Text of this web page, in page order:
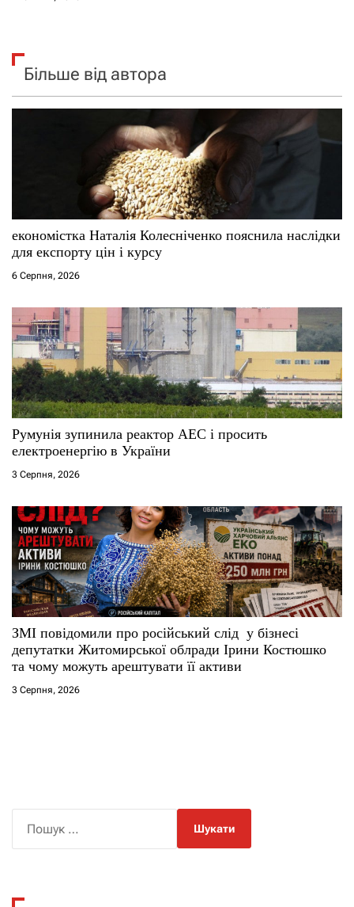
Більше від автора
економістка Наталія Колесніченко пояснила наслідки
для експорту цін і курсу
6 Серпня, 2026
Румунія зупинила реактор АЕС і просить
електроенергію в України
3 Серпня, 2026
ЗМІ повідомили про російський слід у бізнесі
депутатки Житомирської облради Ірини Костюшко
та чому можуть арештувати її активи
3 Серпня, 2026
к